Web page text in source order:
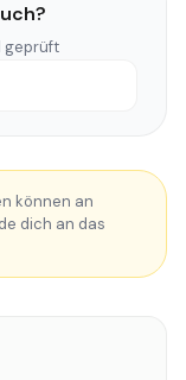
geprüft
können an
dich an das